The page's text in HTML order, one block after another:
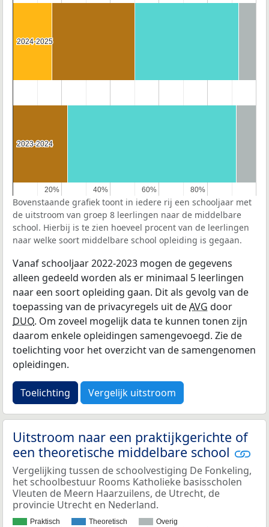
20%
20% 40%
40% 60%
60% 80%
80%
2024-2025
2024-2025
2023-2024
2023-2024
Bovenstaande grafiek toont in iedere rij een schooljaar met
de uitstroom van groep 8 leerlingen naar de middelbare
school. Hierbij is te zien hoeveel procent van de leerlingen
naar welke soort middelbare school opleiding is gegaan.
Vanaf schooljaar 2022-2023 mogen de gegevens
alleen gedeeld worden als er minimaal 5 leerlingen
naar een soort opleiding gaan. Dit als gevolg van de
toepassing van de privacyregels uit deAVG door
DUO. Om zoveel mogelijk data te kunnen tonen zijn
daarom enkele opleidingen samengevoegd. Zie de
toelichting voor het overzicht van de samengenomen
opleidingen.
Toelichting Vergelijk uitstroom
Uitstroom naar een praktijkgerichte of
een theoretische middelbare school
Vergelijking tussen de schoolvestiging De Fonkeling,
het schoolbestuur Rooms Katholieke basisscholen
Vleuten de Meern Haarzuilens, de Utrecht, de
provincie Utrecht en Nederland.
Praktisch Theoretisch Overig